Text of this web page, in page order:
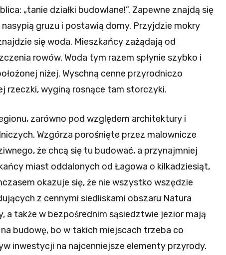
„tanie działki budowlane!”. Zapewne znajdą się
gruzu i postawią domy. Przyjdzie mokry
się woda. Mieszkańcy zażądają od
rowów. Woda tym razem spłynie szybko i
niżej. Wyschną cenne przyrodniczo
rzeczki, wyginą rosnące tam storczyki.
zarówno pod względem architektury i
Wzgórza porośnięte przez malownicze
że chcą się tu budować, a przynajmniej
miast oddalonych od Łagowa o kilkadziesiąt,
okazuje się, że nie wszystko wszędzie
z cennymi siedliskami obszaru Natura
a także w bezpośrednim sąsiedztwie jezior mają
budowę, bo w takich miejscach trzeba co
inwestycji na najcenniejsze elementy przyrody.